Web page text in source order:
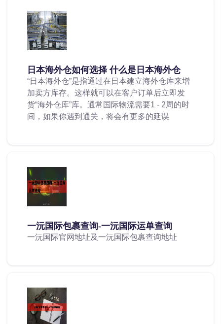
日本海外仓如何选择 什么是日本海外仓
“日本海外仓”是指通过在日本建立海外仓库来增
加卖方库存。这样就可以在客户订单后立即发
货“海外仓库”库。通常国际物流需要1 - 2周的时
间，如果你遇到通关，将会有更多的延误
一沅国际包裹查询-一沅国际运单查询
一沅国际官网地址及一沅国际包裹查询地址